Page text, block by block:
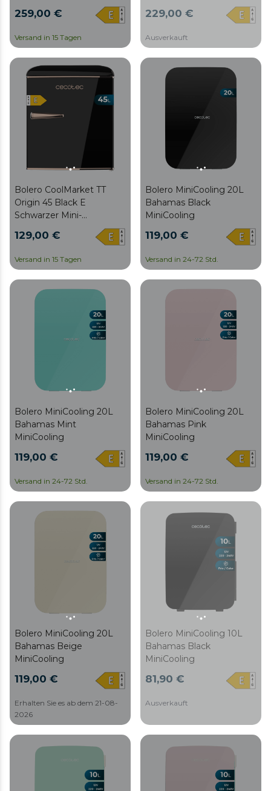
Klasse E, ICEBOX, Innen-
Glasschalen.
259,00 €
Versand in 15 Tagen
Kühlschrank im Retro-Stil
mit 89,3 cm Höhe und
Fassungsvermögen,
Energieklasse E, LED-
Innenbeleuchtung und
229,00 €
Ausverkauft
Bolero CoolMarket TT
Origin 45 Black E
Schwarzer Mini-
Retro-Stil, 55 cm hoch und
Fassungsvermögen,
Energieklasse E, Icebox
129,00 €
Versand in 15 Tagen
Bolero MiniCooling 20L
Bahamas Black
MiniCooling
119,00 €
Versand in 24-72 Std.
Bolero MiniCooling 20L
Bahamas Mint
MiniCooling
119,00 €
Versand in 24-72 Std.
Bolero MiniCooling 20L
Bahamas Pink
MiniCooling
119,00 €
Versand in 24-72 Std.
Bolero MiniCooling 20L
Bahamas Beige
MiniCooling
119,00 €
Erhalten Sie es ab dem 21-08-
2026
Bolero MiniCooling 10L
Bahamas Black
MiniCooling
81,90 €
Ausverkauft